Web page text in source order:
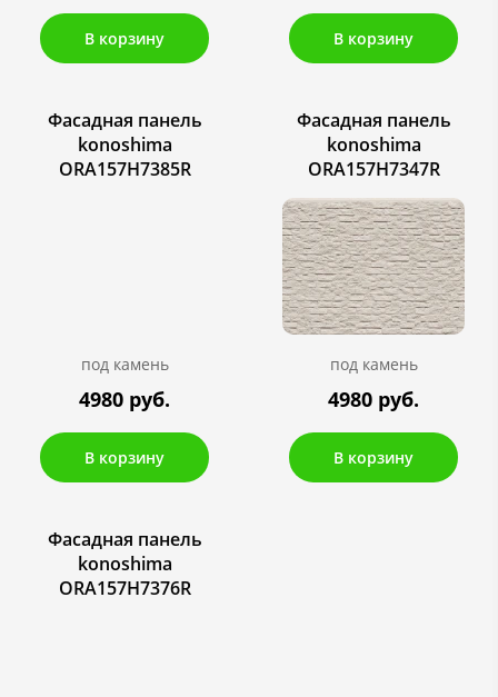
В корзину В корзину
Фасадная панель
konoshima
ORA157H7385R
под камень
4980 руб.
В корзину
Фасадная панель
konoshima
ORA157H7347R
под камень
4980 руб.
В корзину
Фасадная панель
konoshima
ORA157H7376R